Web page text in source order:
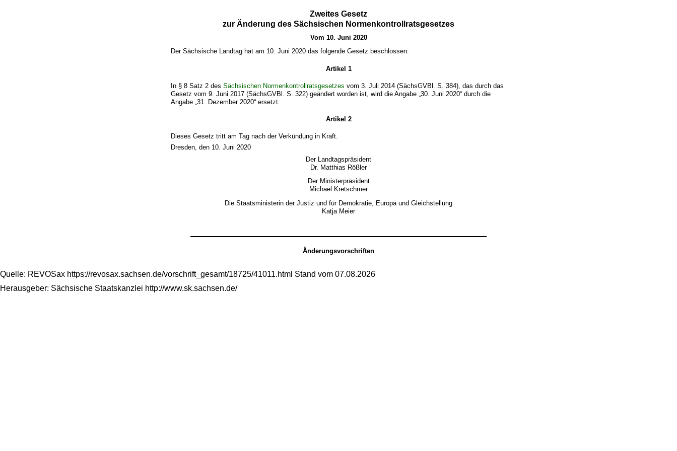
Zweites Gesetz
zur Änderung des Sächsischen Normenkontrollratsgesetzes
Vom 10. Juni 2020
Der Sächsische Landtag hat am 10. Juni 2020 das folgende Gesetz beschlossen:
Artikel 1
In § 8 Satz 2 desSächsischen Normenkontrollratsgesetzes vom 3. Juli 2014 (SächsGVBl. S. 384), das durch das
Gesetz vom 9. Juni 2017 (SächsGVBl. S. 322) geändert worden ist, wird die Angabe „30. Juni 2020“ durch die
Angabe „31. Dezember 2020“ ersetzt.
Artikel 2
Dieses Gesetz tritt am Tag nach der Verkündung in Kraft.
Dresden, den 10. Juni 2020
Der Landtagspräsident
Dr. Matthias Rößler
Der Ministerpräsident
Michael Kretschmer
Die Staatsministerin der Justiz und für Demokratie, Europa und Gleichstellung
Katja Meier
Änderungsvorschriften
Quelle: REVOSax https://revosax.sachsen.de/vorschrift_gesamt/18725/41011.html Stand vom 07.08.2026
Herausgeber: Sächsische Staatskanzlei http://www.sk.sachsen.de/